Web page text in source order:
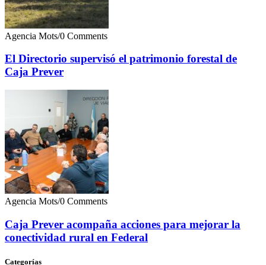
Agencia Mots/0 Comments
El Directorio supervisó el patrimonio forestal de
Caja Prever
Agencia Mots/0 Comments
Caja Prever acompaña acciones para mejorar la
conectividad rural en Federal
Categorías